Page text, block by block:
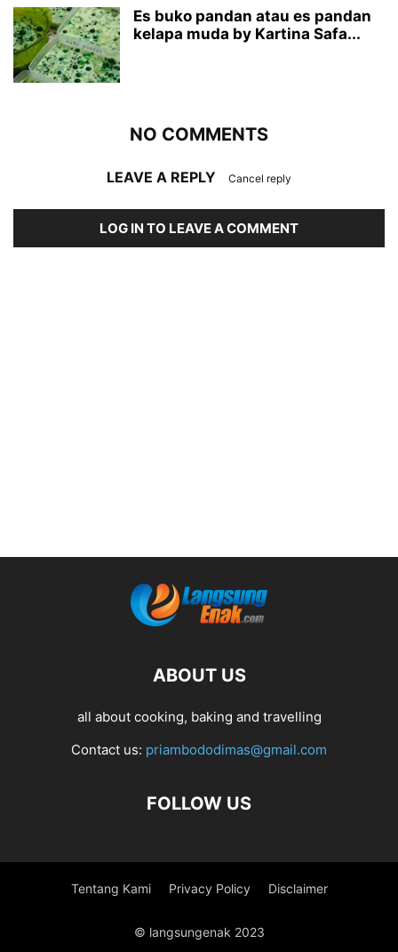
Es buko pandan atau es pandan
kelapa muda by Kartina Safa...
NO COMMENTS
LEAVE A REPLY Cancel reply
LOG IN TO LEAVE A COMMENT
ABOUT US
all about cooking, baking and travelling
Contact us: priambododimas@gmail.com
FOLLOW US
Tentang Kami Privacy Policy Disclaimer
© langsungenak 2023